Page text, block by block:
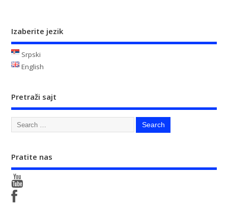
Izaberite jezik
Srpski
English
Pretraži sajt
Pratite nas